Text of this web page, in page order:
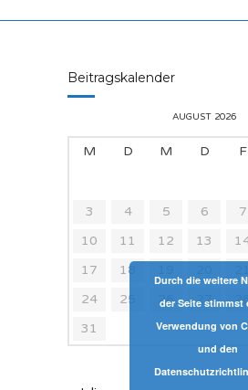
Beitragskalender
AUGUST 2026
M D M D F
3
4 5 6 7
10
11 12 13
17
18
24
25 26 27
31
Durch die weitere
der Seite stimmst
Verwendung von
und den